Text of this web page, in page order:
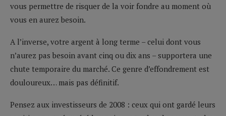
vous permettre de risquer de la voir fondre au moment où
vous en aurez besoin.
A l’inverse, votre argent à long terme – celui dont vous
n’aurez pas besoin avant cinq ou dix ans – supportera une
chute temporaire du marché. Ce genre d’effondrement est
douloureux… mais pas définitif.
Pensez aux investisseurs de 2008 : ceux qui ont gardé leurs